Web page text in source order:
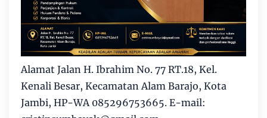
Alamat Jalan H. Ibrahim No. 77 RT.18, Kel.
Kenali Besar, Kecamatan Alam Barajo, Kota
Jambi, HP-WA 085296753665. E-mail: